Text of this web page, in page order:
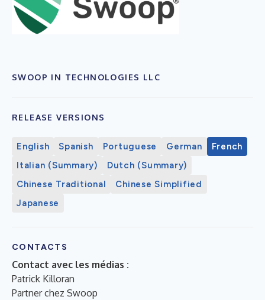
SWOOP IN TECHNOLOGIES LLC
RELEASE VERSIONS
English Spanish Portuguese German
French
Italian (Summary)
Dutch (Summary)
Chinese Traditional
Chinese Simplified
Japanese
CONTACTS
Contact avec les médias :
Patrick Killoran
Partner chez Swoop